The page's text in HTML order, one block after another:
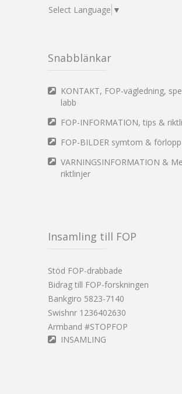
Select Language ▼
Snabblänkar
KONTAKT, FOP-vägledning,
labb
FOP-INFORMATION, tips &
FOP-BILDER symtom & förlopp
VARNINGSINFORMATION &
riktlinjer
Insamling till FOP
Stöd FOP-drabbade
Bidrag till FOP-forskningen
Bankgiro 5823-7140
Swishnr 1236402630
Armband #STOPFOP
INSAMLING